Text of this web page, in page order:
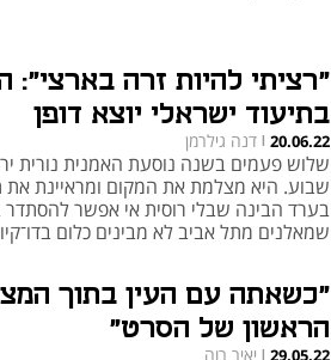
"רציתי להיות זרה בארצי":
בתיעוד ישראלי יוצא דופן
20.06.22
| דנה גילרמן
שלוש פעמים בשנה נוסעת האמנית נורית
שבוע. היא מצלמת את המקום ומראיינת
בערד הבינה שבלי רוסית אי אפשר
שמאלנים מתל אביב לא מבינים כלום
"כשאתה עם העין בתוך
הראשון של הסרט"
29.05.22
| יאיר רוה